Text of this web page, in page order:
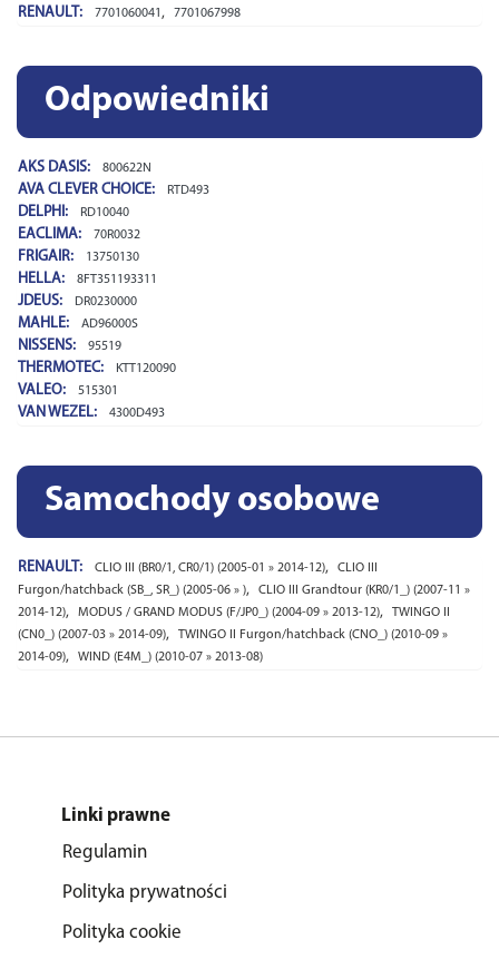
RENAULT: 7701060041 , 7701067998
Odpowiedniki
AKS DASIS: 800622N
AVA CLEVER CHOICE: RTD493
DELPHI: RD10040
EACLIMA: 70R0032
FRIGAIR: 13750130
HELLA: 8FT351193311
JDEUS: DR0230000
MAHLE: AD96000S
NISSENS: 95519
THERMOTEC: KTT120090
VALEO: 515301
VAN WEZEL: 4300D493
Samochody osobowe
RENAULT: CLIO III (BR0/1, CR0/1) (2005-01 » 2014-12),
CLIO III
Furgon/hatchback (SB_, SR_) (2005-06 » ),
CLIO III Grandtour (KR0/1_) (2007-11 »
2014-12), MODUS / GRAND MODUS (F/JP0_) (2004-09 » 2013-12),
TWINGO II
(CN0_) (2007-03 » 2014-09),
TWINGO II Furgon/hatchback (CNO_) (2010-09 »
2014-09), WIND (E4M_) (2010-07 » 2013-08)
Linki prawne
Regulamin
Polityka prywatności
Polityka cookie